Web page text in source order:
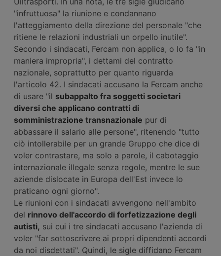
"infruttuosa" la riunione e condannano
l'atteggiamento della direzione del personale "che
ritiene le relazioni industriali un orpello inutile".
Secondo i sindacati, Fercam non applica, o lo fa "in
maniera impropria", i dettami del contratto
nazionale, soprattutto per quanto riguarda
l'articolo 42. I sindacati accusano la Fercam anche
di usare "il subappalto fra soggetti societari
diversi che applicano contratti di
somministrazione transnazionale pur di
abbassare il salario alle persone", ritenendo "tutto
ciò intollerabile per un grande Gruppo che dice di
voler contrastare, ma solo a parole, il cabotaggio
internazionale illegale senza regole, mentre le sue
aziende dislocate in Europa dell'Est invece lo
praticano ogni giorno".
Le riunioni con i sindacati avvengono nell'ambito
del rinnovo dell'accordo di forfetizzazione degli
autisti, sui cui i tre sindacati accusano l'azienda di
voler "far sottoscrivere ai propri dipendenti accordi
da noi disdettati". Quindi, le sigle diffidano Fercam